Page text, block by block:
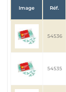
Image Réf.
54536
54535